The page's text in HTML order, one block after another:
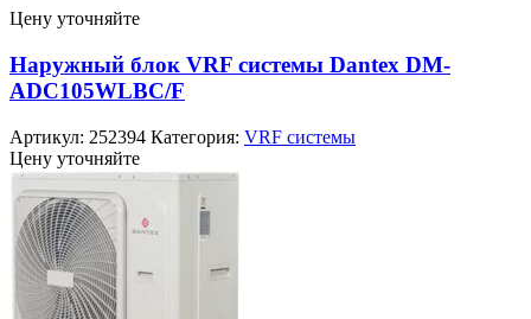
Цену уточняйте
Наружный блок VRF системы Dantex DM-
ADC105WLBC/F
Артикул: 252394 Категория: VRF системы
Цену уточняйте